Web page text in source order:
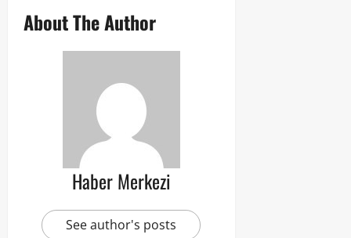
About The Author
Haber Merkezi
See author's posts